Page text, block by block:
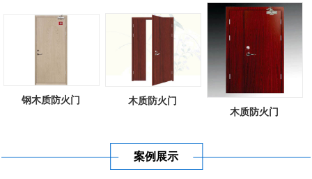
钢木质防火门
木质防火门
木质防火门
案例展示